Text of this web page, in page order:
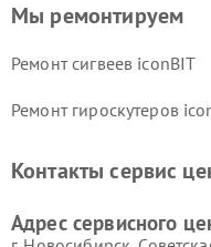
Мы ремонтируем
Ремонт сигвеев iconBIT
Ремонт гироскутеров
Контакты сервис
Адрес сервисного